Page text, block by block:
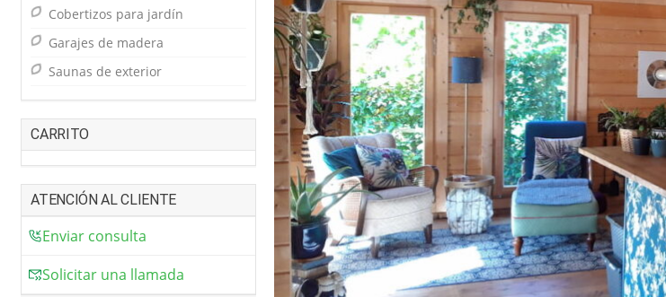
Cobertizos para jardín
Garajes de madera
Saunas de exterior
CARRITO
ATENCIÓN AL CLIENTE
Enviar consulta
Solicitar una llamada